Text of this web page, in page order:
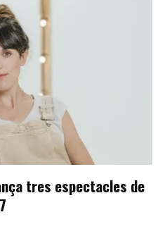
tres espectacles de